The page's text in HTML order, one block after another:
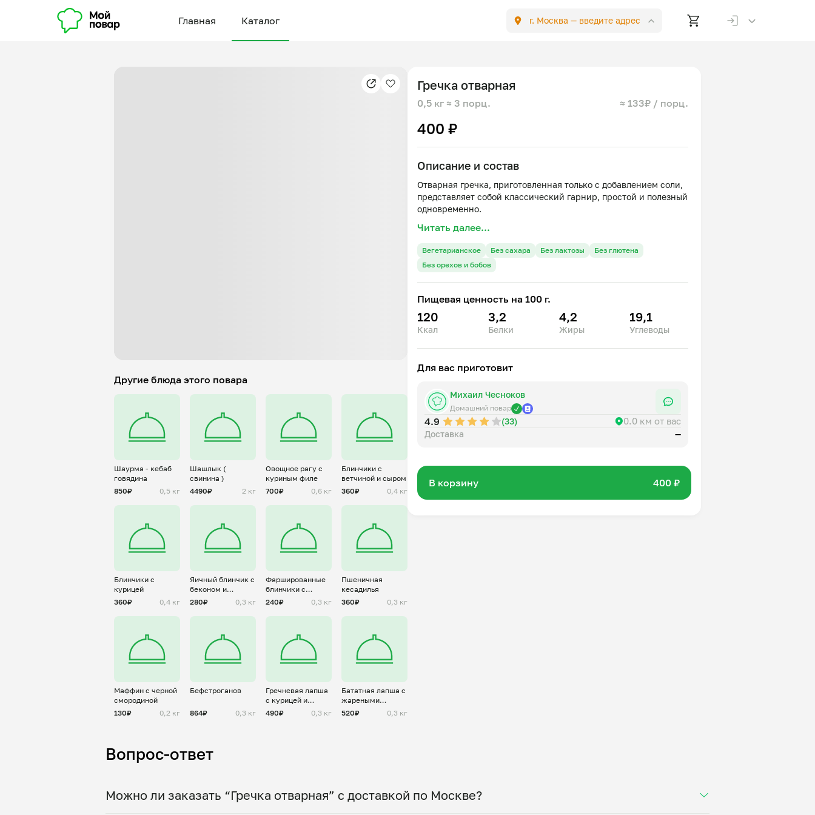
Главная Каталог г. Москва — введите адрес
Другие блюда этого повара
Шаурма - кебаб
говядина
850₽
0,5 кг
Шашлык (
свинина )
4490₽
2 кг
Овощное рагу с
куриным филе
700₽
0,6 кг
Блинчики с
ветчиной и сыром
360₽
0,4 кг
Блинчики с
курицей
360₽
0,4 кг
Яичный блинчик с
беконом и
пармезаном (
280₽ 0,3 кг
Фаршированные
блинчики с
творогом
240₽ 0,3 кг
Пшеничная
кесадилья
360₽
0,3 кг
Маффин с черной
смородиной
130₽
0,2 кг
Бефстроганов
864₽ 0,3 кг
Гречневая лапша
с курицей и
овощами
490₽ 0,3 кг
Бататная лапша с
жареными
овощами и
520₽ 0,3 кг
Гречка отварная
0,5 кг ≈ 3 порц. ≈ 133₽ / порц.
400 ₽
Описание и состав
Отварная гречка, приготовленная только с добавлением соли,
представляет собой классический гарнир, простой и полезный
Читать далее...
Вегетарианское Без сахара Без лактозы
Без глютена
Без орехов и бобов
Пищевая ценность на 100 г.
120
Ккал
3,2
Белки
4,2
Жиры
19,1
Углеводы
Для вас приготовит
Михаил Чесноков
Домашний повар
4.9 (33) 0.0 км от вас
Доставка —
В корзину 400 ₽
Вопрос-ответ
Можно ли заказать “Гречка отварная” с доставкой по Москве?